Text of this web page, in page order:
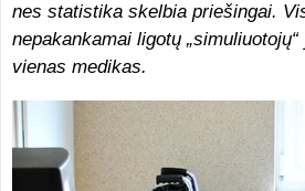
nes statistika skelbia priešingai.
nepakankamai ligotų
vienas medikas.